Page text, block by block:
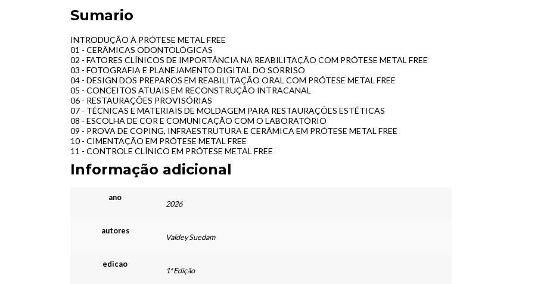
Sumario
INTRODUÇÃO À PRÓTESE METAL FREE
01 - CERÂMICAS ODONTOLÓGICAS
02 - FATORES CLÍNICOS DE IMPORTÂNCIA NA REABILITAÇÃO COM PRÓTESE METAL FREE
03 - FOTOGRAFIA E PLANEJAMENTO DIGITAL DO SORRISO
04 - DESIGN DOS PREPAROS EM REABILITAÇÃO ORAL COM PRÓTESE METAL FREE
05 - CONCEITOS ATUAIS EM RECONSTRUÇÃO INTRACANAL
06 - RESTAURAÇÕES PROVISÓRIAS
07 - TÉCNICAS E MATERIAIS DE MOLDAGEM PARA RESTAURAÇÕES ESTÉTICAS
08 - ESCOLHA DE COR E COMUNICAÇÃO COM O LABORATÓRIO
09 - PROVA DE COPING, INFRAESTRUTURA E CERÂMICA EM PRÓTESE METAL FREE
10 - CIMENTAÇÃO EM PRÓTESE METAL FREE
11 - CONTROLE CLÍNICO EM PRÓTESE METAL FREE
Informação adicional
ano
2026
autores
Valdey Suedam
edicao
1ª Edição